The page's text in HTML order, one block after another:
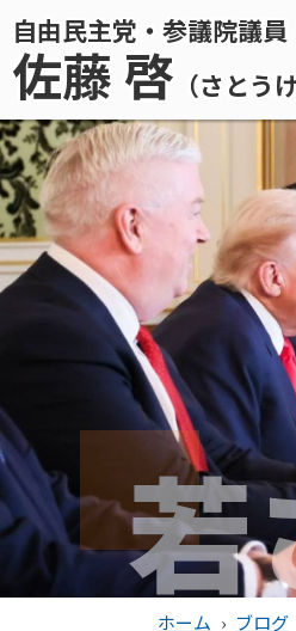
自由民主党・参議院議員
佐藤 啓 （さとう
若
ホーム › ブログ